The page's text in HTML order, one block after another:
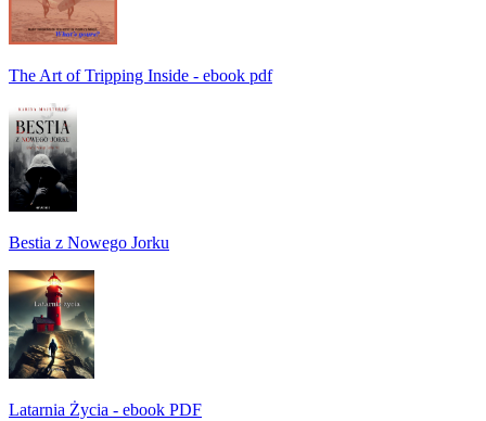
The Art of Tripping Inside - ebook pdf
Bestia z Nowego Jorku
Latarnia Życia - ebook PDF